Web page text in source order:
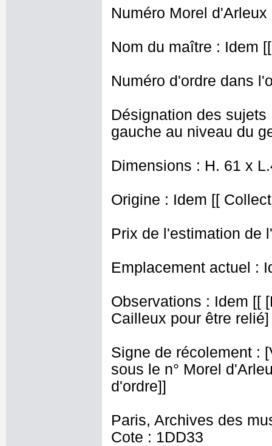
Numéro Morel d'Arleux
Nom du maître : Idem
Numéro d'ordre dans
Désignation des
gauche au niveau du
Dimensions : H. 61 x
Origine : Idem [[
Prix de l'estimation de
Emplacement actuel :
Observations : Idem [[
Cailleux pour être relié]
Signe de récolement :
sous le n° Morel
d'ordre]]
Paris, Archives des
Cote : 1DD33